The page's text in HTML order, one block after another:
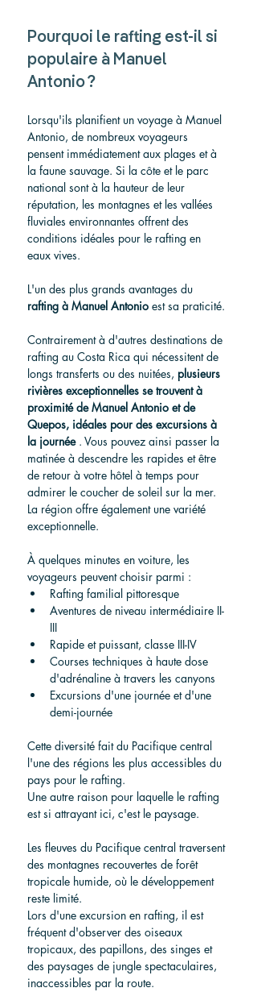
Pourquoi le rafting est-il si
populaire à Manuel
Antonio ?
Lorsqu'ils planifient un voyage à Manuel
Antonio, de nombreux voyageurs
pensent immédiatement aux plages et à
la faune sauvage. Si la côte et le parc
national sont à la hauteur de leur
réputation, les montagnes et les vallées
fluviales environnantes offrent des
conditions idéales pour le rafting en
eaux vives.
L'un des plus grands avantages du
rafting à Manuel Antonio est sa praticité.
Contrairement à d'autres destinations de
rafting au Costa Rica qui nécessitent de
longs transferts ou des nuitées, plusieurs
rivières exceptionnelles se trouvent à
proximité de Manuel Antonio et de
Quepos, idéales pour des excursions à
la journée . Vous pouvez ainsi passer la
matinée à descendre les rapides et être
de retour à votre hôtel à temps pour
admirer le coucher de soleil sur la mer.
La région offre également une variété
exceptionnelle.
À quelques minutes en voiture, les
voyageurs peuvent choisir parmi :
Rafting familial pittoresque
Aventures de niveau intermédiaire II-
III
Rapide et puissant, classe III-IV
Courses techniques à haute dose
d'adrénaline à travers les canyons
Excursions d'une journée et d'une
demi-journée
Cette diversité fait du Pacifique central
l'une des régions les plus accessibles du
pays pour le rafting.
Une autre raison pour laquelle le rafting
est si attrayant ici, c'est le paysage.
Les fleuves du Pacifique central traversent
des montagnes recouvertes de forêt
tropicale humide, où le développement
reste limité.
Lors d'une excursion en rafting, il est
fréquent d'observer des oiseaux
tropicaux, des papillons, des singes et
des paysages de jungle spectaculaires,
inaccessibles par la route.